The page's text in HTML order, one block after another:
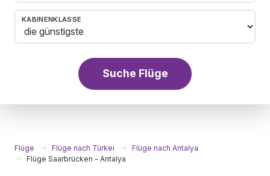
KABINENKLASSE
Suche Flüge
Flüge Flüge nach Türkei
Flüge nach Antalya
Flüge Saarbrücken - Antalya